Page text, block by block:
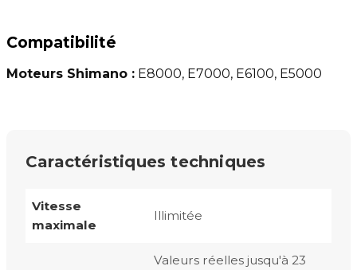
Compatibilité
Moteurs Shimano : E8000, E7000, E6100, E5000
Caractéristiques techniques
Vitesse
maximale
Illimitée
Valeurs réelles jusqu'à 23